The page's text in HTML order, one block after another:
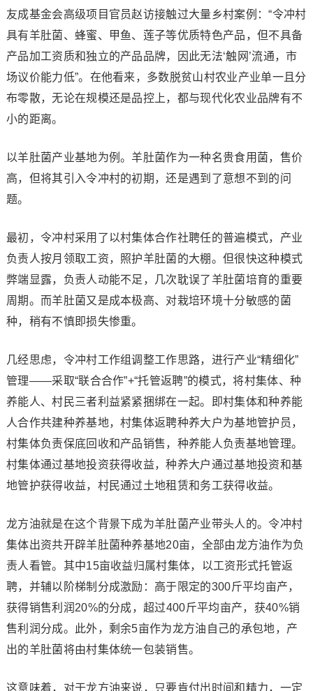
友成基金会高级项目官员赵访接触过大量乡村案例：“令冲村
具有羊肚菌、蜂蜜、甲鱼、莲子等优质特色产品，但不具备
产品加工资质和独立的产品品牌，因此无法‘触网’流通，市
场议价能力低”。在他看来，多数脱贫山村农业产业单一且分
布零散，无论在规模还是品控上，都与现代化农业品牌有不
小的距离。
以羊肚菌产业基地为例。羊肚菌作为一种名贵食用菌，售价
高，但将其引入令冲村的初期，还是遇到了意想不到的问
题。
最初，令冲村采用了以村集体合作社聘任的普遍模式，产业
负责人按月领取工资，照护羊肚菌的大棚。但很快这种模式
弊端显露，负责人动能不足，几次耽误了羊肚菌培育的重要
周期。而羊肚菌又是成本极高、对栽培环境十分敏感的菌
种，稍有不慎即损失惨重。
几经思虑，令冲村工作组调整工作思路，进行产业“精细化”
管理——采取“联合合作”+“托管返聘”的模式，将村集体、种
养能人、村民三者利益紧紧捆绑在一起。即村集体和种养能
人合作共建种养基地，村集体返聘种养大户为基地管护员，
村集体负责保底回收和产品销售，种养能人负责基地管理。
村集体通过基地投资获得收益，种养大户通过基地投资和基
地管护获得收益，村民通过土地租赁和务工获得收益。
龙方油就是在这个背景下成为羊肚菌产业带头人的。令冲村
集体出资共开辟羊肚菌种养基地20亩，全部由龙方油作为负
责人看管。其中15亩收益归属村集体，以工资形式托管返
聘，并辅以阶梯制分成激励：高于限定的300斤平均亩产，
获得销售利润20%的分成，超过400斤平均亩产，获40%销
售利润分成。此外，剩余5亩作为龙方油自己的承包地，产
出的羊肚菌将由村集体统一包装销售。
这意味着，对于龙方油来说，只要肯付出时间和精力，一定